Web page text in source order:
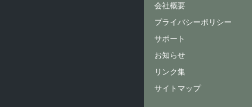
会社概要
プライバシーポリシー
サポート
お知らせ
リンク集
サイトマップ